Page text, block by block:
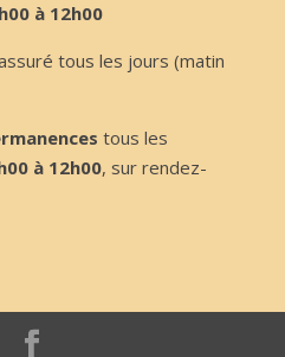
à 12h00
tous les jours (matin
tous les
à 12h00, sur rendez-